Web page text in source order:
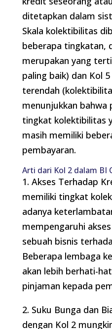
ditetapkan dalam
Skala kolektibilitas
beberapa tingkatan,
merupakan yang
paling baik) dan Kol
terendah
menunjukkan bahwa
tingkat kolektibilitas
masih memiliki
pembayaran.
Arti dari Kol 2 dalam BI
1. Akses Terhadap
memiliki tingkat
adanya
mempengaruhi
sebuah bisnis
Beberapa lembaga
akan lebih berhati-
pinjaman kepada
2. Suku Bunga dan
dengan Kol 2